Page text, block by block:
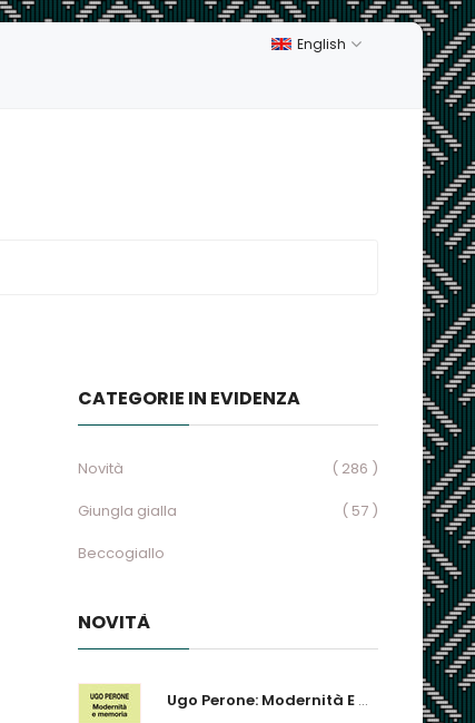
English
CATEGORIE IN EVIDENZA
Novità
( 286 )
Giungla gialla
( 57 )
Beccogiallo
NOVITÀ
Ugo Perone: Modernità E Memoria